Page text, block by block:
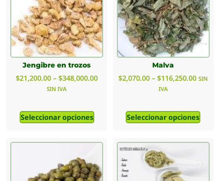
Yuyos materos (sierras cordobesas) (24)
Jengibre en trozos
$21,200.00 – $348,000.00
SIN IVA
Seleccionar opciones
Malva
$2,070.00 – $116,250.00 SIN
IVA
Seleccionar opciones